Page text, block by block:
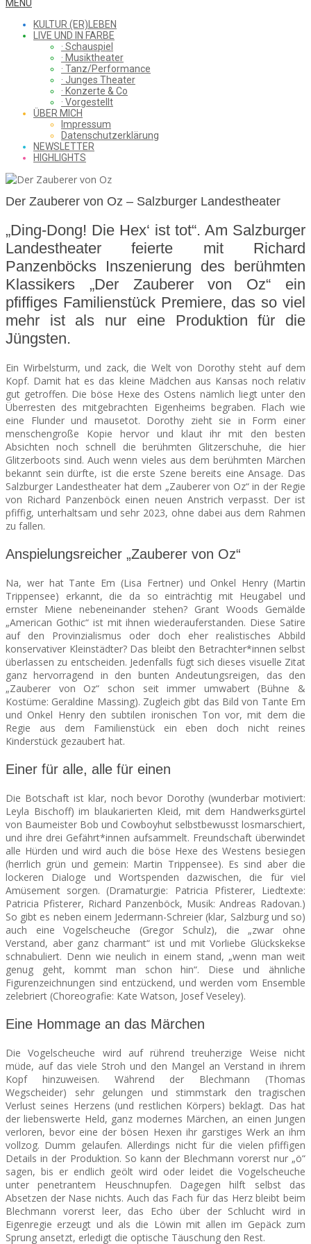
WHAT
SAW
FROM
THE
CHEAP
SEATS
Menu
MENU
KULTUR (ER)LEBEN
LIVE UND IN FARBE
· Schauspiel
· Musiktheater
· Tanz/Performance
· Junges Theater
· Konzerte & Co
· Vorgestellt
ÜBER MICH
Impressum
Datenschutzerklärung
NEWSLETTER
HIGHLIGHTS
Der Zauberer von Oz – Salzburger Landestheater
„Ding-Dong! Die Hex‘ ist tot“. Am Salzburger
Landestheater feierte mit Richard
Panzenböcks Inszenierung des berühmten
Klassikers „Der Zauberer von Oz“ ein
pfiffiges Familienstück Premiere, das so viel
mehr ist als nur eine Produktion für die
Jüngsten.
Ein Wirbelsturm, und zack, die Welt von Dorothy steht auf dem
Kopf. Damit hat es das kleine Mädchen aus Kansas noch relativ
gut getroffen. Die böse Hexe des Ostens nämlich liegt unter den
Überresten des mitgebrachten Eigenheims begraben. Flach wie
eine Flunder und mausetot. Dorothy zieht sie in Form einer
menschengroße Kopie hervor und klaut ihr mit den besten
Absichten noch schnell die berühmten Glitzerschuhe, die hier
Glitzerboots sind. Auch wenn vieles aus dem berühmten Märchen
bekannt sein dürfte, ist die erste Szene bereits eine Ansage. Das
Salzburger Landestheater hat dem „Zauberer von Oz“ in der Regie
von Richard Panzenböck einen neuen Anstrich verpasst. Der ist
pfiffig, unterhaltsam und sehr 2023, ohne dabei aus dem Rahmen
zu fallen.
Anspielungsreicher „Zauberer von Oz“
Na, wer hat Tante Em (Lisa Fertner) und Onkel Henry (Martin
Trippensee) erkannt, die da so einträchtig mit Heugabel und
ernster Miene nebeneinander stehen? Grant Woods Gemälde
„American Gothic“ ist mit ihnen wiederauferstanden. Diese Satire
auf den Provinzialismus oder doch eher realistisches Abbild
konservativer Kleinstädter? Das bleibt den Betrachter*innen selbst
überlassen zu entscheiden. Jedenfalls fügt sich dieses visuelle Zitat
ganz hervorragend in den bunten Andeutungsreigen, das den
„Zauberer von Oz“ schon seit immer umwabert (Bühne &
Kostüme: Geraldine Massing). Zugleich gibt das Bild von Tante Em
und Onkel Henry den subtilen ironischen Ton vor, mit dem die
Regie aus dem Familienstück ein eben doch nicht reines
Kinderstück gezaubert hat.
Einer für alle, alle für einen
Die Botschaft ist klar, noch bevor Dorothy (wunderbar motiviert:
Leyla Bischoff) im blaukarierten Kleid, mit dem Handwerksgürtel
von Baumeister Bob und Cowboyhut selbstbewusst losmarschiert,
und ihre drei Gefährt*innen aufsammelt. Freundschaft überwindet
alle Hürden und wird auch die böse Hexe des Westens besiegen
(herrlich grün und gemein: Martin Trippensee). Es sind aber die
lockeren Dialoge und Wortspenden dazwischen, die für viel
Amüsement sorgen. (Dramaturgie: Patricia Pfisterer, Liedtexte:
Patricia Pfisterer, Richard Panzenböck, Musik: Andreas Radovan.)
So gibt es neben einem Jedermann-Schreier (klar, Salzburg und so)
auch eine Vogelscheuche (Gregor Schulz), die „zwar ohne
Verstand, aber ganz charmant“ ist und mit Vorliebe Glückskekse
schnabuliert. Denn wie neulich in einem stand, „wenn man weit
genug geht, kommt man schon hin“. Diese und ähnliche
Figurenzeichnungen sind entzückend, und werden vom Ensemble
zelebriert (Choreografie: Kate Watson, Josef Veseley).
Eine Hommage an das Märchen
Die Vogelscheuche wird auf rührend treuherzige Weise nicht
müde, auf das viele Stroh und den Mangel an Verstand in ihrem
Kopf hinzuweisen. Während der Blechmann (Thomas
Wegscheider) sehr gelungen und stimmstark den tragischen
Verlust seines Herzens (und restlichen Körpers) beklagt. Das hat
der liebenswerte Held, ganz modernes Märchen, an einen Jungen
verloren, bevor eine der bösen Hexen ihr garstiges Werk an ihm
vollzog. Dumm gelaufen. Allerdings nicht für die vielen pfiffigen
Details in der Produktion. So kann der Blechmann vorerst nur „ö“
sagen, bis er endlich geölt wird oder leidet die Vogelscheuche
unter penetrantem Heuschnupfen. Dagegen hilft selbst das
Absetzen der Nase nichts. Auch das Fach für das Herz bleibt beim
Blechmann vorerst leer, das Echo über der Schlucht wird in
Eigenregie erzeugt und als die Löwin mit allen im Gepäck zum
Sprung ansetzt, erledigt die optische Täuschung den Rest.